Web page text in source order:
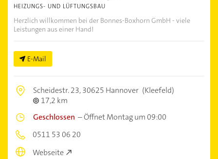
HEIZUNGS- UND LÜFTUNGSBAU
Herzlich willkommen bei der Bonnes-Boxhorn GmbH - viele
Leistungen aus einer Hand!
E-Mail
Scheidestr. 23,30625 Hannover (Kleefeld)
17,2 km
Geschlossen –Öffnet Montag um 09:00
0511 53 06 20
Webseite